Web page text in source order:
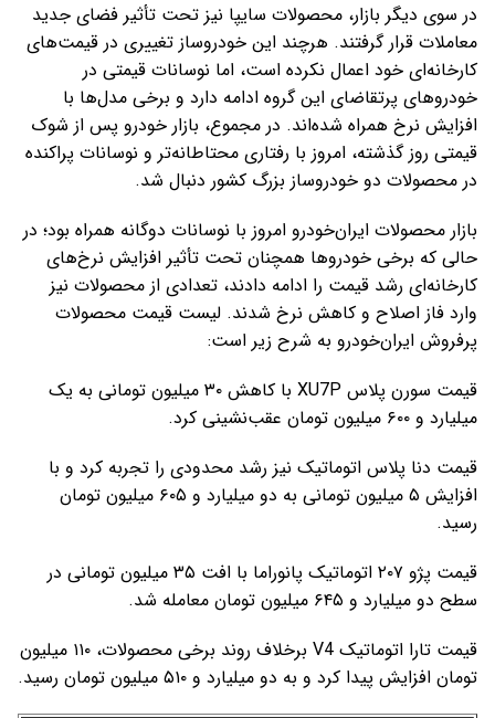
در سوی دیگر بازار، محصولات سایپا نیز تحت تأثیر فضای جدید
معاملات قرار گرفتند. هرچند این خودروساز تغییری در قیمت‌های
کارخانه‌ای خود اعمال نکرده است، اما نوسانات قیمتی در
خودروهای پرتقاضای این گروه ادامه دارد و برخی مدل‌ها با
افزایش نرخ همراه شده‌اند. در مجموع، بازار خودرو پس از شوک
قیمتی روز گذشته، امروز با رفتاری محتاطانه‌تر و نوسانات پراکنده
در محصولات دو خودروساز بزرگ کشور دنبال شد.
بازار محصولات ایران‌خودرو امروز با نوسانات دوگانه همراه بود؛ در
حالی که برخی خودروها همچنان تحت تأثیر افزایش نرخ‌های
کارخانه‌ای رشد قیمت را ادامه دادند، تعدادی از محصولات نیز
وارد فاز اصلاح و کاهش نرخ شدند. لیست قیمت محصولات
پرفروش ایران‌خودرو به شرح زیر است:
قیمت سورن پلاس XU7P با کاهش ۳۰ میلیون تومانی به یک
میلیارد و ۶۰۰ میلیون تومان عقب‌نشینی کرد.
قیمت دنا پلاس اتوماتیک نیز رشد محدودی را تجربه کرد و با
افزایش ۵ میلیون تومانی به دو میلیارد و ۶۰۵ میلیون تومان
رسید.
قیمت پژو ۲۰۷ اتوماتیک پانوراما با افت ۳۵ میلیون تومانی در
سطح دو میلیارد و ۶۴۵ میلیون تومان معامله شد.
قیمت تارا اتوماتیک V4 برخلاف روند برخی محصولات، ۱۱۰ میلیون
تومان افزایش پیدا کرد و به دو میلیارد و ۵۱۰ میلیون تومان رسید.